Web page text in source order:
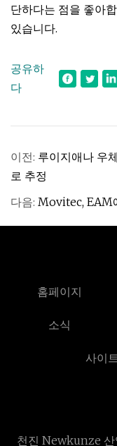
단하다는 점을 좋아
있습니다.
공유하
다
이전: 루이지애나 우
로 추정
다음: Movitec, EAM
홈페이지
소식
사이
천진 Newkunze 산